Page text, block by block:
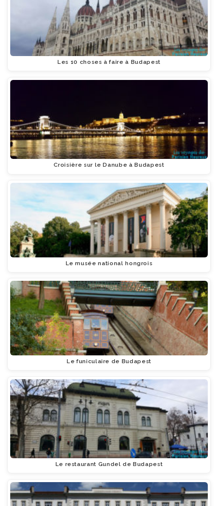
Les 10 choses à faire à Budapest
Croisière sur le Danube à Budapest
Le musée national hongrois
Le funiculaire de Budapest
Le restaurant Gundel de Budapest